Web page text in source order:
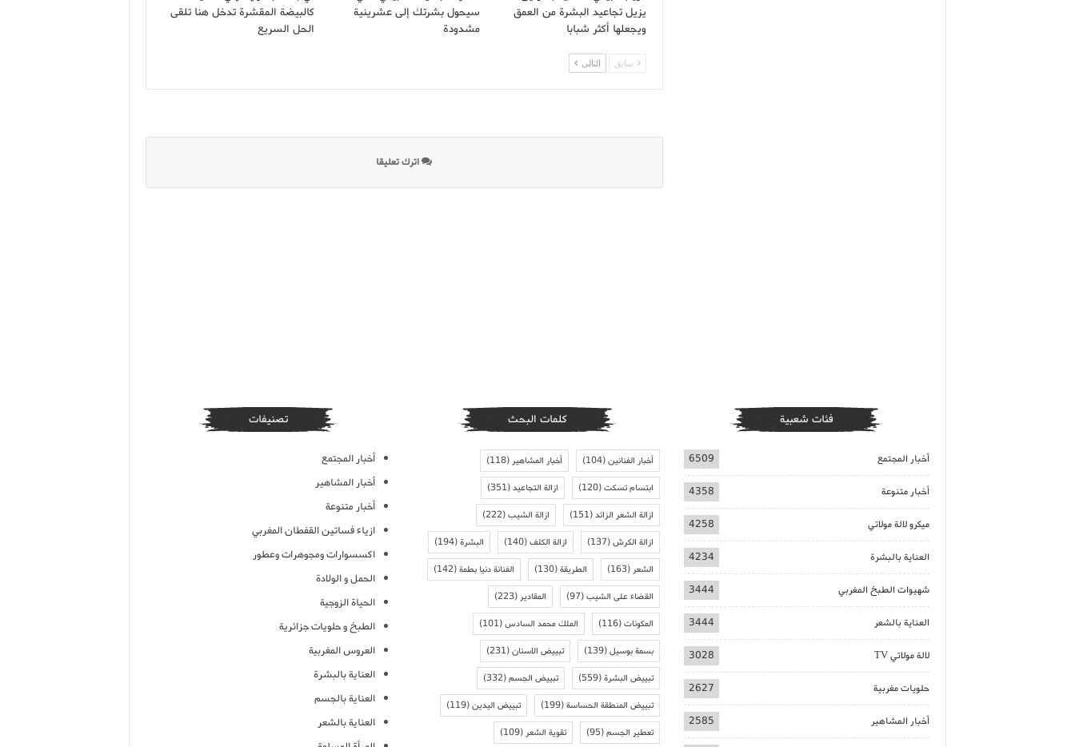
يزيل تجاعيد البشرة من العمق
ويجعلها أكثر شبابا
سيحول بشرتك إلى عشرينية
مشدودة
كالبيضة المقشرة تدخل هنا تلقى
الحل السريع
سابق التالى
اترك تعليقا
فئات شعبية
أخبار المجتمع 6509
أخبار متنوعة 4358
ميكرو لالة مولاتي 4258
العناية بالبشرة 4234
شهيوات الطبخ المغربي 3444
العناية بالشعر 3444
لالة مولاتي TV 3028
حلويات مغربية 2627
أخبار المشاهير 2585
كلمات البحث
أخبار الفنانين(104) أخبار المشاهير(118)
ابتسام تسكت(120) ازالة التجاعيد(351)
ازالة الشعر الزائد(151) ازالة الشيب(222)
ازالة الكرش(137) ازالة الكلف(140) البشرة(194)
الشعر(163) الطريقة(130) الفنانة دنيا بطمة(142)
القضاء على الشيب(97) المقادير(223)
المكونات(116) الملك محمد السادس(101)
بسمة بوسيل(139) تبييض الاسنان(231)
تبييض البشرة(559) تبييض الجسم(332)
تبييض المنطقة الحساسة(199) تبييض اليدين(119)
تعطير الجسم(95) تقوية الشعر(109)
تصنيفات
أخبار المجتمع
أخبار المشاهير
أخبار متنوعة
ازياء فساتين القفطان المغربي
اكسسوارات ومجوهرات وعطور
الحمل و الولادة
الحياة الزوجية
الطبخ و حلويات جزائرية
العروس المغربية
العناية بالبشرة
العناية بالجسم
العناية بالشعر